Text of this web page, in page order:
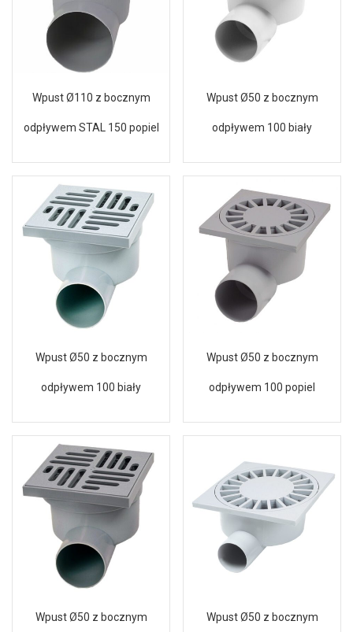
Wpust Ø110 z bocznym
odpływem STAL 150 popiel
Wpust Ø50 z bocznym
odpływem 100 biały
Wpust Ø50 z bocznym
odpływem 100 biały
Wpust Ø50 z bocznym
odpływem 100 popiel
Wpust Ø50 z bocznym Wpust Ø50 z bocznym